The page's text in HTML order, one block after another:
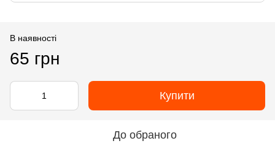
В наявності
65 грн
Купити
До обраного